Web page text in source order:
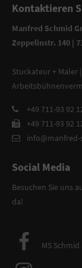
Kontaktieren
Manfred Schmid
Zeppelinstr. 140 |
Stuckateur + Maler
+49 711-93 92
+49 711-93 92
Social Media
Besuchen Sie uns
da!
MS